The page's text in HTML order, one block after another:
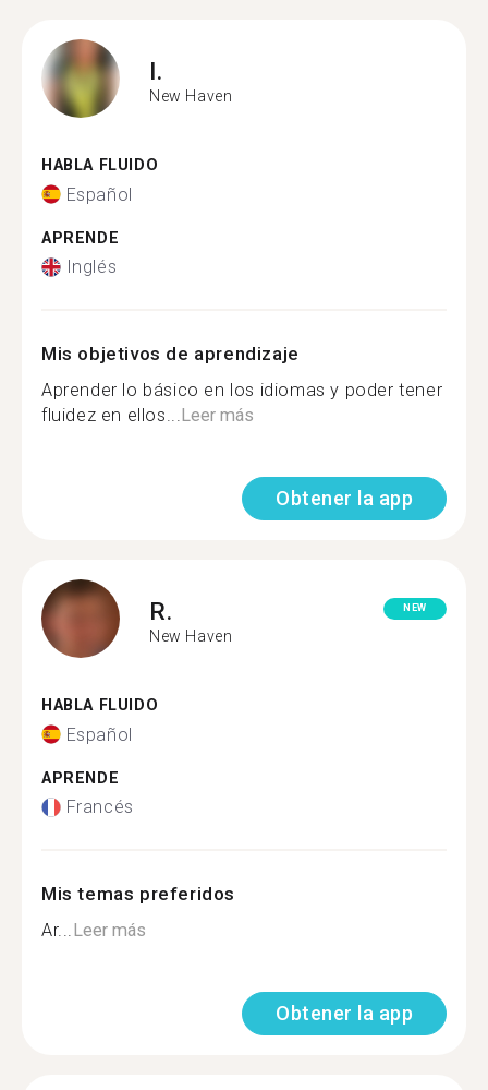
I.
New Haven
HABLA FLUIDO
Español
APRENDE
Inglés
Mis objetivos de aprendizaje
Aprender lo básico en los idiomas y poder tener
fluidez en ellos...Leer más
Obtener la app
R.
New Haven
NEW
HABLA FLUIDO
Español
APRENDE
Francés
Mis temas preferidos
Ar...Leer más
Obtener la app